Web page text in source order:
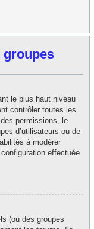
groupes
le plus haut niveau
contrôler toutes les
permissions, le
d’utilisateurs ou de
à modérer
effectuée
(ou des groupes